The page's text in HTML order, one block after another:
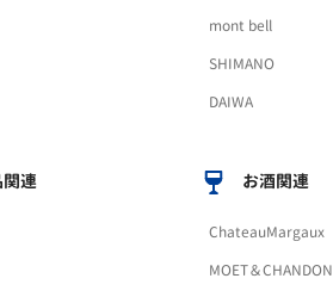
mont bell
SHIMANO
DAIWA
連 お酒関連
ChateauMargaux
MOET＆CHANDON